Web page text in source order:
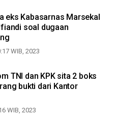
eks Kabasarnas Marsekal
soal dugaan
WIB, 2023
TNI dan KPK sita 2 boks
bukti dari Kantor
WIB, 2023